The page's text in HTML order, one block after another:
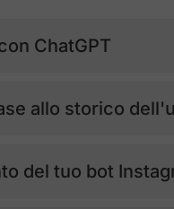
ChatGPT
allo storico
del tuo bot